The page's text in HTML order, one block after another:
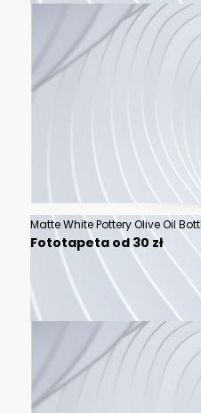
Fototapeta od 30 zł